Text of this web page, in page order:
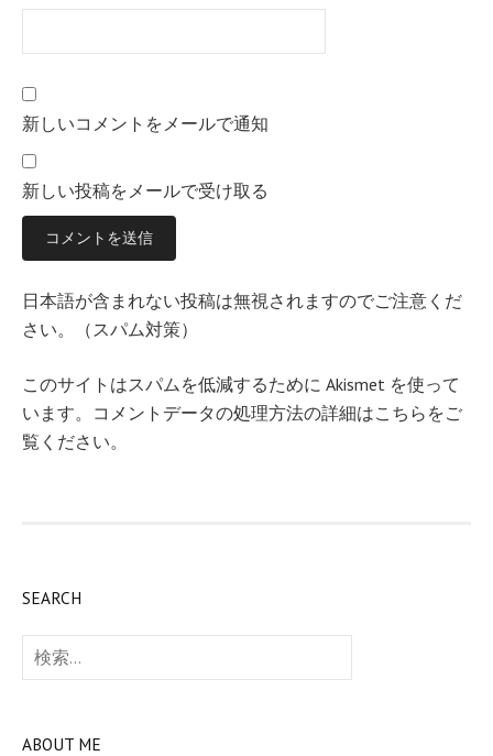
新しいコメントをメールで通知
新しい投稿をメールで受け取る
日本語が含まれない投稿は無視されますのでご注意くだ
さい。（スパム対策）
このサイトはスパムを低減するために Akismet を使って
います。 コメントデータの処理方法の詳細はこちらをご
覧ください。
SEARCH
検
索:
ABOUT ME